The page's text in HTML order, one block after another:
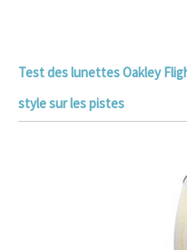
Test des lunettes Oakley
style sur les pistes